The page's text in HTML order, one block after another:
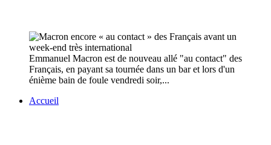
Emmanuel Macron est de nouveau allé "au contact" des
Français, en payant sa tournée dans un bar et lors d'un
énième bain de foule vendredi soir,...
Accueil